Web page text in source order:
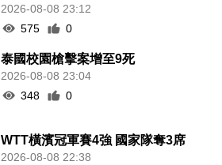
2026-08-08 23:12
575
0
泰國校園槍擊案增至9死
2026-08-08 23:04
348
0
WTT橫濱冠軍賽4強 國家隊奪3席
2026-08-08 22:38